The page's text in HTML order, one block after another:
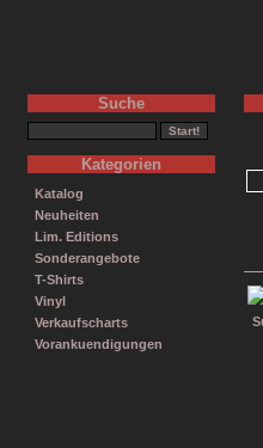
Suche
Kategorien
Katalog
Neuheiten
Lim. Editions
Sonderangebote
T-Shirts
Vinyl
Verkaufscharts
Vorankuendigungen